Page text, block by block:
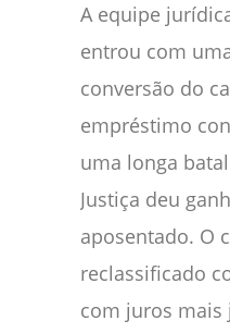
A equipe
entrou com
conversão do
empréstimo
uma longa
Justiça deu
aposentado. O
reclassificado
com juros mais